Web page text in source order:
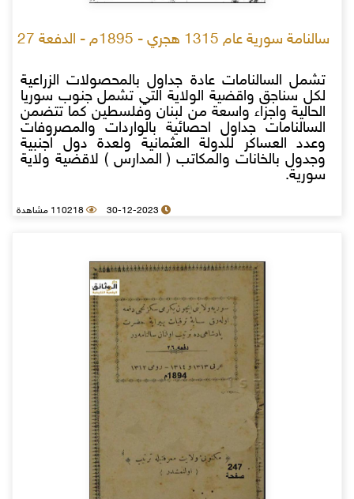
سالنامة سورية عام 1315 هجري - 1895م - الدفعة 27
تشمل السالنامات عادة جداول بالمحصولات الزراعية
لكل سناجق واقضية الولاية التي تشمل جنوب سوريا
الحالية واجزاء واسعة من لبنان وفلسطين كما تتضمن
السالنامات جداول احصائية بالواردات والمصروفات
وعدد العساكر للدولة العثمانية ولعدة دول اجنبية
وجدول بالخانات والمكاتب ( المدارس ) لاقضية ولاية
سورية.
30-12-2023 110218 مشاهدة